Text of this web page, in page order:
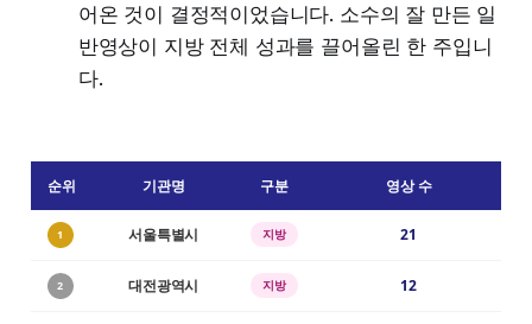
어온 것이 결정적이었습니다. 소수의 잘 만든 일
반영상이 지방 전체 성과를 끌어올린 한 주입니
다.
순위 기관명 구분 영상 수
1 서울특별시 지방 21
2 대전광역시 지방 12